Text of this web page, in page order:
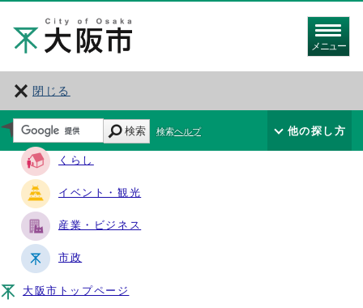
メニュー
閉じる
サイト・ナビ
くらし
イベント・観光
産業・ビジネス
市政
大阪市トップページ
検索 検索ヘルプ 他の探し方